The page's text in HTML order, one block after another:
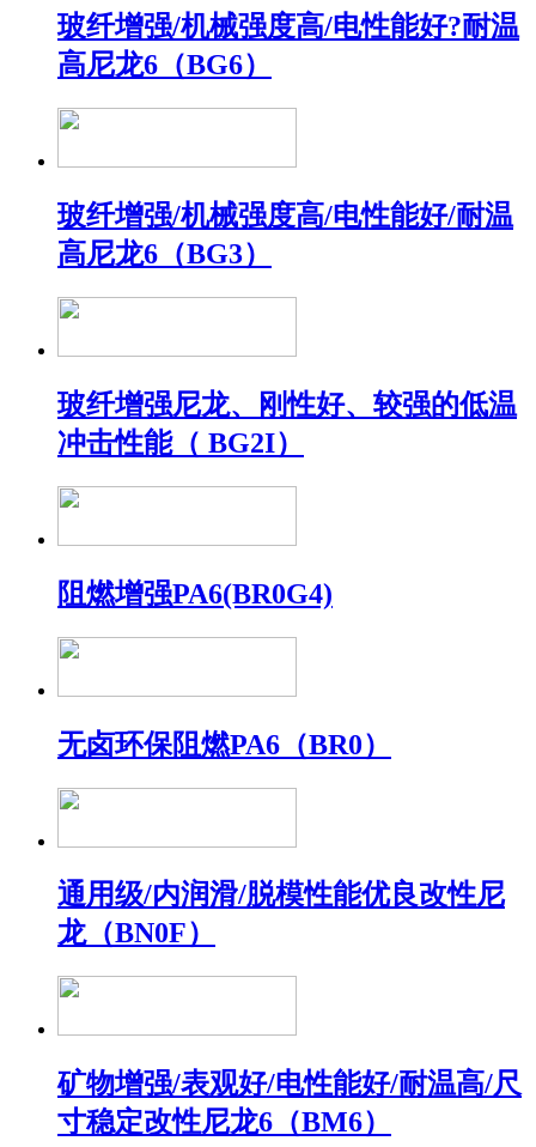
玻纤增强/机械强度高/电性能好?耐温
高尼龙6（BG6）
玻纤增强/机械强度高/电性能好/耐温
高尼龙6（BG3）
玻纤增强尼龙、刚性好、较强的低温
冲击性能（ BG2I）
阻燃增强PA6(BR0G4)
无卤环保阻燃PA6（BR0）
通用级/内润滑/脱模性能优良改性尼
龙（BN0F）
矿物增强/表观好/电性能好/耐温高/尺
寸稳定改性尼龙6（BM6）